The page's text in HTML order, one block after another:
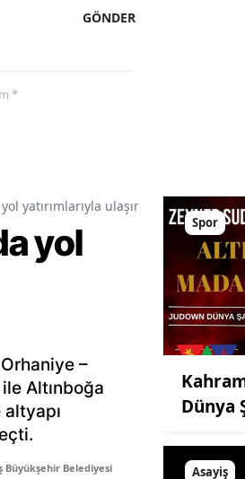
GÖNDER
*
yatırımlarıyla ulaşımın
yol
–
Altınboğa
Büyükşehir Belediyesi
Spor
Dünya
Asayiş